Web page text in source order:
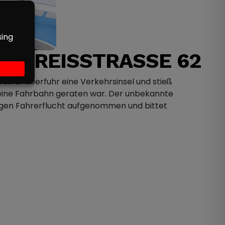
KREISSTRASSE 62
Er überfuhr eine Verkehrsinsel und stieß
Fahrbahn geraten war. Der unbekannte
Fahrerflucht aufgenommen und bittet